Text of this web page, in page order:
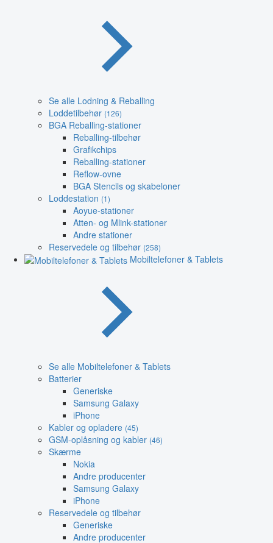
Se alle Lodning & Reballing
Loddetilbehør (126)
BGA Reballing-stationer
Reballing-tilbehør
Grafikchips
Reballing-stationer
Reflow-ovne
BGA Stencils og skabeloner
Loddestation (1)
Aoyue-stationer
Atten- og Mlink-stationer
Andre stationer
Reservedele og tilbehør (258)
Mobiltelefoner & Tablets
Se alle Mobiltelefoner & Tablets
Batterier
Generiske
Samsung Galaxy
iPhone
Kabler og opladere (45)
GSM-oplåsning og kabler (46)
Skærme
Nokia
Andre producenter
Samsung Galaxy
iPhone
Reservedele og tilbehør
Generiske
Andre producenter